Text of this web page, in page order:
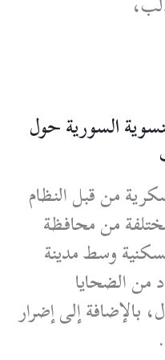
السورية حول
من قبل النظام
من محافظة
وسط مدينة
الضحايا
إلى إضرار